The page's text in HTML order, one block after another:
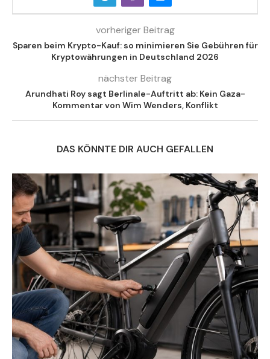
vorheriger Beitrag
Sparen beim Krypto-Kauf: so minimieren Sie Gebühren für
Kryptowährungen in Deutschland 2026
nächster Beitrag
Arundhati Roy sagt Berlinale-Auftritt ab: Kein Gaza-
Kommentar von Wim Wenders, Konflikt
DAS KÖNNTE DIR AUCH GEFALLEN